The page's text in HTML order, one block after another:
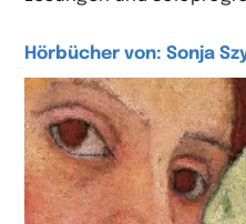
Hörbücher von: Sonja